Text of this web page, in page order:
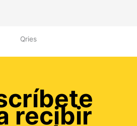
recibir